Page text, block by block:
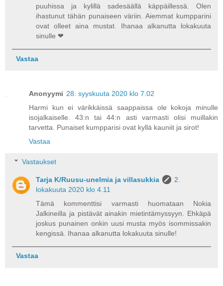
puuhissa ja kylillä sadesäällä käppäillessä. Olen
ihastunut tähän punaiseen väriin. Aiemmat kumpparini
ovat olleet aina mustat. Ihanaa alkanutta lokakuuta
sinulle ❤
Vastaa
Anonyymi 28. syyskuuta 2020 klo 7.02
Harmi kun ei värikkäissä saappaissa ole kokoja minulle
isojalkaiselle. 43:n tai 44:n asti varmasti olisi muillakin
tarvetta. Punaiset kumpparisi ovat kyllä kauniit ja sirot!
Vastaa
Vastaukset
Tarja K/Ruusu-unelmia ja villasukkia
2.
lokakuuta 2020 klo 4.11
Tämä kommenttisi varmasti huomataan Nokia
Jalkineilla ja pistävät ainakin mietintämyssyyn. Ehkäpä
joskus punainen onkin uusi musta myös isommissakin
kengissä. Ihanaa alkanutta lokakuuta sinulle!
Vastaa